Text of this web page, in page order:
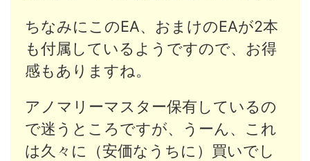
ちなみにこのEA、 おまけのEAが2本
も付属しているようですので、お得
感もありますね。
アノマリーマスター保有しているの
で迷うところですが、うーん、これ
は久々に（安価なうちに）買いでし